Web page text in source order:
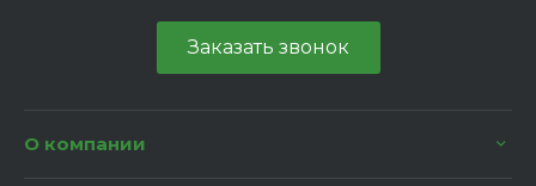
Заказать звонок
О компании